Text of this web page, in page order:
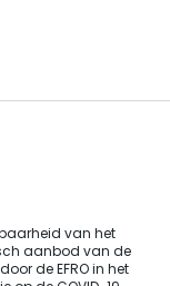
van het
aanbod van de
de EFRO in het